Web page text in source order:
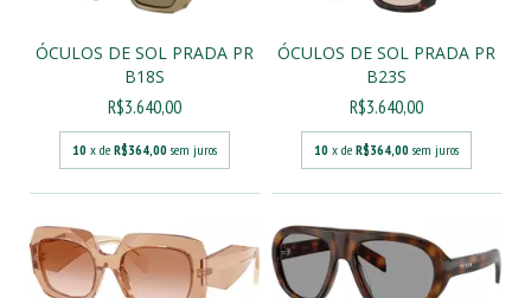
ÓCULOS DE SOL PRADA PR
B18S
R$3.640,00
10 x de R$364,00 sem juros
ÓCULOS DE SOL PRADA PR
B23S
R$3.640,00
10 x de R$364,00 sem juros